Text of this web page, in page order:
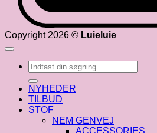
Copyright 2026 © Luieluie
Søg
efter:
NYHEDER
TILBUD
STOF
NEM GENVEJ
ACCESSORIES